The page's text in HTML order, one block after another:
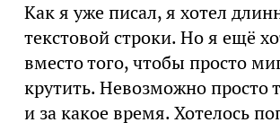
Как я уже писал, я хотел
текстовой строки. Но я ещё
вместо того, чтобы просто
крутить. Невозможно просто
и за какое время. Хотелось